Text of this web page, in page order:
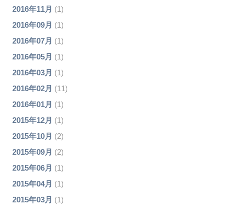
2016年11月 (1)
2016年09月 (1)
2016年07月 (1)
2016年05月 (1)
2016年03月 (1)
2016年02月 (11)
2016年01月 (1)
2015年12月 (1)
2015年10月 (2)
2015年09月 (2)
2015年06月 (1)
2015年04月 (1)
2015年03月 (1)